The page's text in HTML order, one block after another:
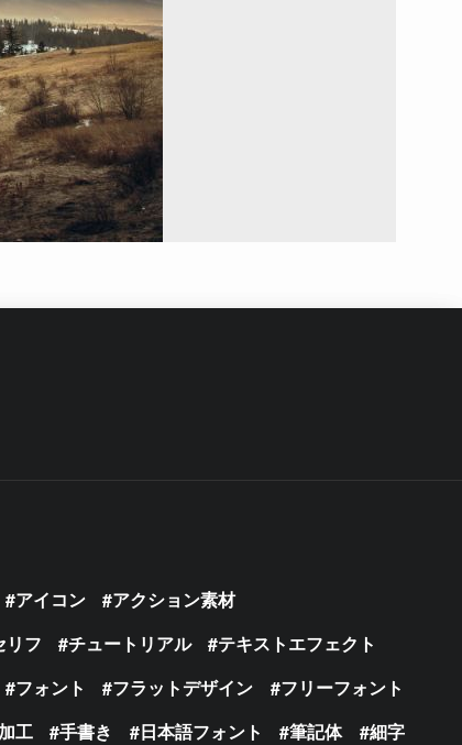
アイコン
アクション素材
リフ チュートリアル
テキストエフェクト
フォント フラットデザイン
フリーフォント
工 手書き 日本語フォント 筆記体
細字